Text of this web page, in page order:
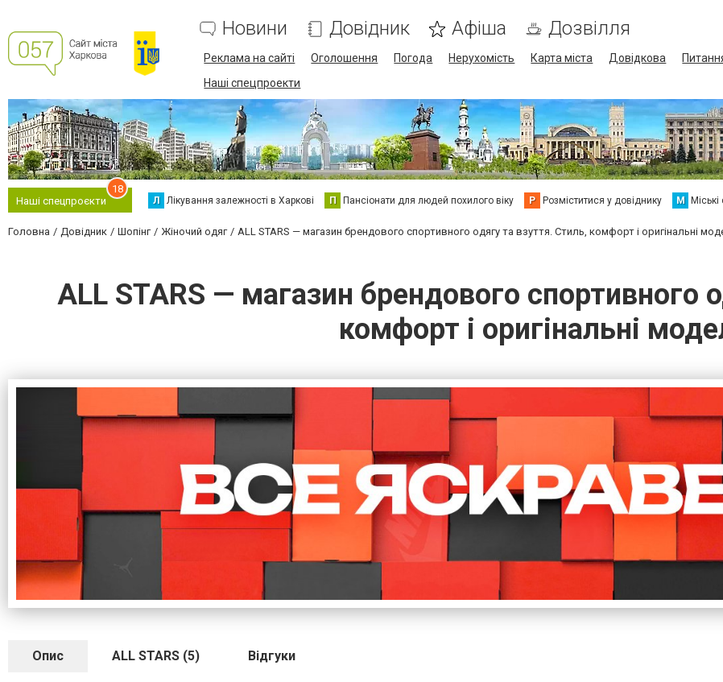
Новини Довідник Афіша Дозвілля
Реклама на сайті Оголошення Погода Нерухомість Карта міста Довідкова
Наші спецпроекти
Наші спецпроєкти
18
Л Лікування залежності в Харкові П Пансіонати для людей похилого віку Р Розміститися у довіднику М
Головна Довідник Шопінг Жіночий одяг ALL STARS — магазин брендового спортивного одягу та взуття. Стиль, комфорт і оригінальні
ALL STARS — магазин брендового спортивного
комфорт і оригінальні
Опис ALL STARS (5) Відгуки